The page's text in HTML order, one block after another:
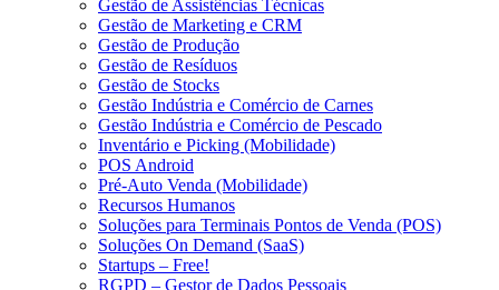
Gestão de Assistências Técnicas
Gestão de Marketing e CRM
Gestão de Produção
Gestão de Resíduos
Gestão de Stocks
Gestão Indústria e Comércio de Carnes
Gestão Indústria e Comércio de Pescado
Inventário e Picking (Mobilidade)
POS Android
Pré-Auto Venda (Mobilidade)
Recursos Humanos
Soluções para Terminais Pontos de Venda (POS)
Soluções On Demand (SaaS)
Startups – Free!
RGPD – Gestor de Dados Pessoais